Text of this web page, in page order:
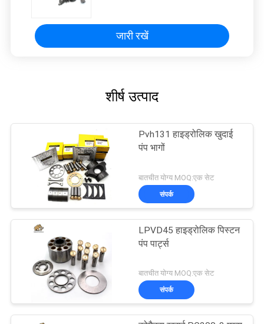
जारी रखें
शीर्ष उत्पाद
Pvh131 हाइड्रोलिक खुदाई
पंप भागों
बातचीत योग्य MOQ:एक सेट
संपर्क
LPVD45 हाइड्रोलिक पिस्टन
पंप पार्ट्स
बातचीत योग्य MOQ:एक सेट
संपर्क